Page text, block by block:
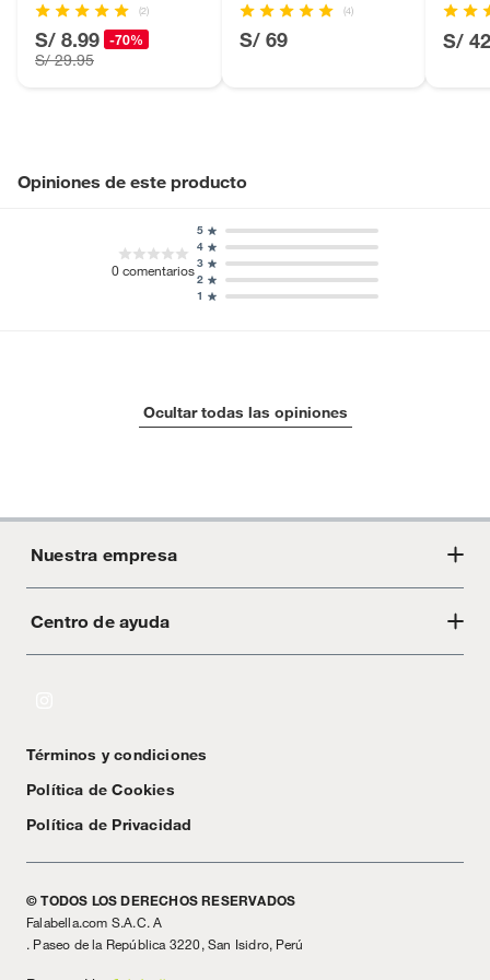
(2)
S/ 8.99 -70%
S/ 29.95
(4)
S/ 69 S/
Opiniones de este producto
0comentarios
1
2
3
4
5
Ocultar todas las opiniones
Nuestra empresa
Acerca de Crate
Centro de ayuda
Textos Legales
Términos y condiciones
Política de Cookies
Política de Privacidad
© TODOS LOS DERECHOS RESERVADOS
Falabella.com S.A.C. A
. Paseo de la República 3220, San Isidro, Perú